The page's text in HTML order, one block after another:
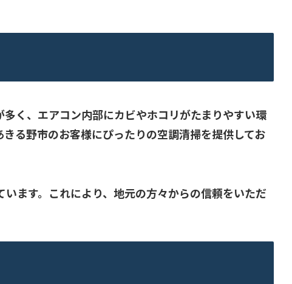
く、エアコン内部にカビやホコリがたまりやすい環
る野市のお客様にぴったりの空調清掃を提供してお
ます。これにより、地元の方々からの信頼をいただ